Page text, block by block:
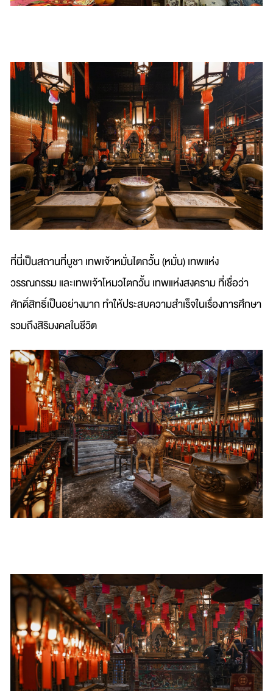
ที่นี่เป็นสถานที่บูชา เทพเจ้าหมั่นไตกวั้น (หมั่น) เทพแห่ง
วรรณกรรม และเทพเจ้าโหมวไตกวั้น เทพแห่งสงคราม ที่เชื่อว่า
ศักดิ์สิทธิ์เป็นอย่างมาก ทำให้ประสบความสำเร็จในเรื่องการศึกษา
รวมถึงสิริมงคลในชีวิต